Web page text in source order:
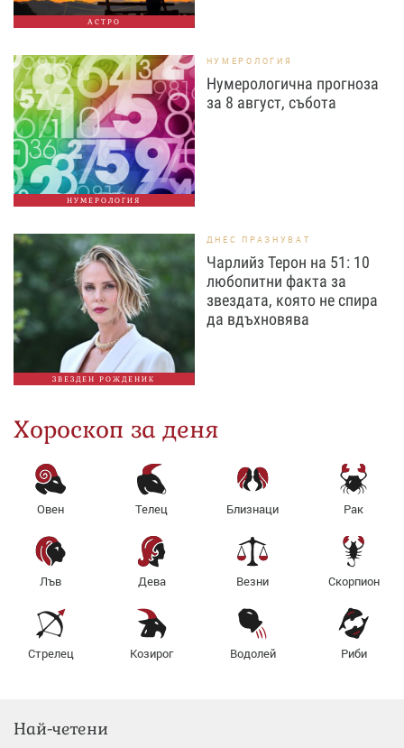
АСТРО
НУМЕРОЛОГИЯ
НУМЕРОЛОГИЯ
Нумерологична прогноза
за 8 август, събота
ЗВЕЗДЕН РОЖДЕНИК
ДНЕС ПРАЗНУВАТ
Чарлийз Терон на 51: 10
любопитни факта за
звездата, която не спира
да вдъхновява
Хороскоп за деня
Овен Телец Близнаци Рак
Лъв Дева Везни Скорпион
Стрелец Козирог Водолей Риби
Най-четени